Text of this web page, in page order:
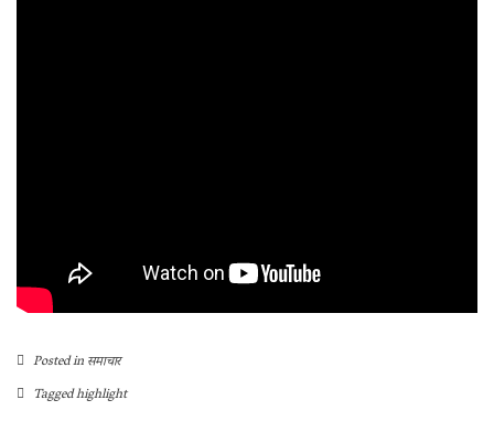
Posted inसमाचार
Taggedhighlight